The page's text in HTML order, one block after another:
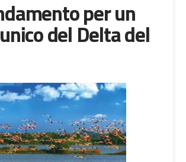
per un
del Delta del